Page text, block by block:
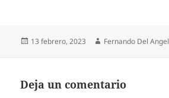
Publicado
13 febrero, 2023 Autor
Fernando Del Angel
Deja un comentario